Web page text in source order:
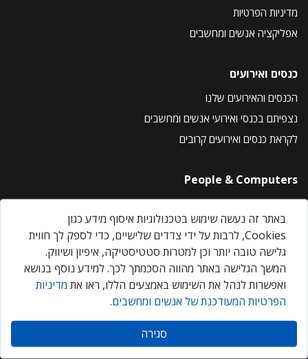
מדיניות הפרטיות
אפליקציה אנשים ומחשבים
כנסים ואירועים
הכנסים והאירועים שלנו
נצפיתם בכנסי ואירועי אנשים ומחשבים
לקראת כנסים ואירועים קרובים
People & Computers
About Us
Privacy Policy
Contact Us
Our Events
אנשים ומחשבים © 2026 – כל הזכויות שמורות
באתר זה נעשה שימוש בטכנולוגיות איסוף מידע כגון
Cookies, לרבות על ידי צדדים שלישיים, כדי לספק לך חווית
גלישה טובה יותר וכן למטרות סטטיסטיקה, איפיון ושיווק.
המשך הגלישה באתר מהווה הסכמתך לכך. למידע נוסף בנושא
ואפשרות לנהל את השימוש באמצעים הללו, ראו את מדיניות
הפרטיות המעודכנת של אנשים ומחשבים.
סגירה